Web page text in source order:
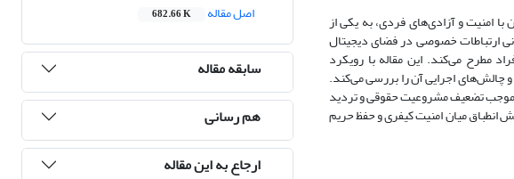
امنیت و آزادی‌های فردی، به یکی از
ارتباطات خصوصی در فضای دیجیتال
مطرح می‌کند. این مقاله با رویکرد
و چالش‌های اجرایی آن را بررسی می‌کند.
موجب تضعیف مشروعیت حقوقی و تردید
انطباق میان امنیت کیفری و حفظ حریم
اصل مقاله
682.66 K
سابقه مقاله
هم رسانی
ارجاع به این مقاله